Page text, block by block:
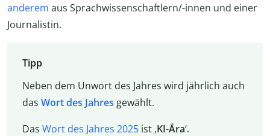
anderem aus Sprachwissenschaftlern/-innen und einer
Journalistin.
Tipp
Neben dem Unwort des Jahres wird jährlich auch
das Wort des Jahres gewählt.
Das Wort des Jahres 2025 ist ‚KI-Ära‘.